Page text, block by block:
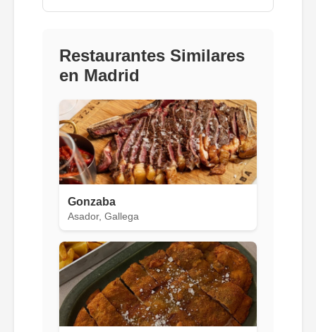
Restaurantes Similares
en Madrid
Gonzaba
Asador, Gallega